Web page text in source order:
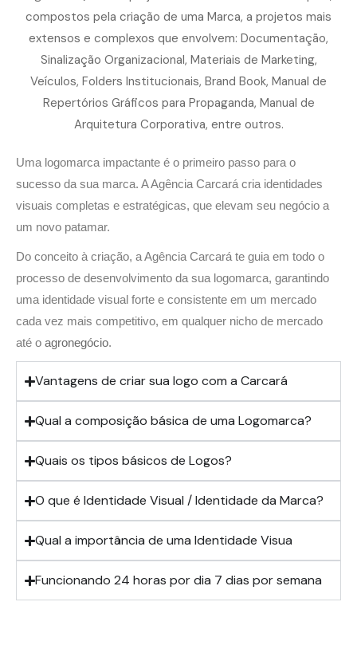
Uma logomarca impactante é o primeiro passo para o
sucesso da sua marca. A Agência Carcará cria identidades
visuais completas e estratégicas, que elevam seu negócio a
um novo patamar.
Do conceito à criação, a Agência Carcará te guia em todo o
processo de desenvolvimento da sua logomarca, garantindo
uma identidade visual forte e consistente em um mercado
cada vez mais competitivo, em qualquer nicho de mercado
até o agronegócio.
Vantagens de criar sua logo com a Carcará
Qual a composição básica de uma Logomarca?
Quais os tipos básicos de Logos?
O que é Identidade Visual / Identidade da Marca?
Qual a importância de uma Identidade Visua
Funcionando 24 horas por dia 7 dias por semana